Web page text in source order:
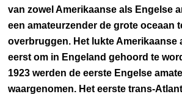
van zowel Amerikaanse als Engelse
een amateurzender de grote oceaan
overbruggen. Het lukte Amerikaanse
eerst om in Engeland gehoord te
1923 werden de eerste Engelse
waargenomen. Het eerste trans-